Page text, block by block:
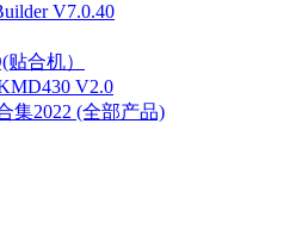
V7.0.40
合机）
V2.0
集2022 (全部产品)